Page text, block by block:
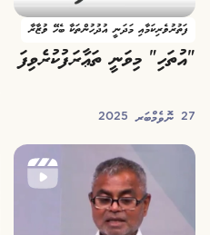
ފަތުރުވެރިކަމާއި މަދަނީ އުދުހުންތަކާ ބެހޭ ވުޒާރާ
"އުތަހި" މިވަނީ ތަޢާރަފުކުރެވިފަ
27 ނޮވެމްބަރ 2025